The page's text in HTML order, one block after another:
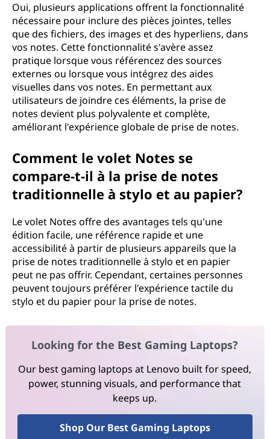
Oui, plusieurs applications offrent la fonctionnalité
nécessaire pour inclure des pièces jointes, telles
que des fichiers, des images et des hyperliens, dans
vos notes. Cette fonctionnalité s'avère assez
pratique lorsque vous référencez des sources
externes ou lorsque vous intégrez des aides
visuelles dans vos notes. En permettant aux
utilisateurs de joindre ces éléments, la prise de
notes devient plus polyvalente et complète,
améliorant l'expérience globale de prise de notes.
Comment le volet Notes se
compare-t-il à la prise de notes
traditionnelle à stylo et au papier?
Le volet Notes offre des avantages tels qu'une
édition facile, une référence rapide et une
accessibilité à partir de plusieurs appareils que la
prise de notes traditionnelle à stylo et en papier
peut ne pas offrir. Cependant, certaines personnes
peuvent toujours préférer l'expérience tactile du
stylo et du papier pour la prise de notes.
Looking for the Best Gaming Laptops?
Our best gaming laptops at Lenovo built for speed,
power, stunning visuals, and performance that
keeps up.
Shop Our Best Gaming Laptops